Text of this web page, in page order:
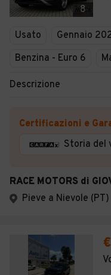
8
Usato Gennaio
Benzina - Euro 6
Descrizione
Certificazioni e
Storia del
RACE MOTORS di
Pieve a Nievole (PT)